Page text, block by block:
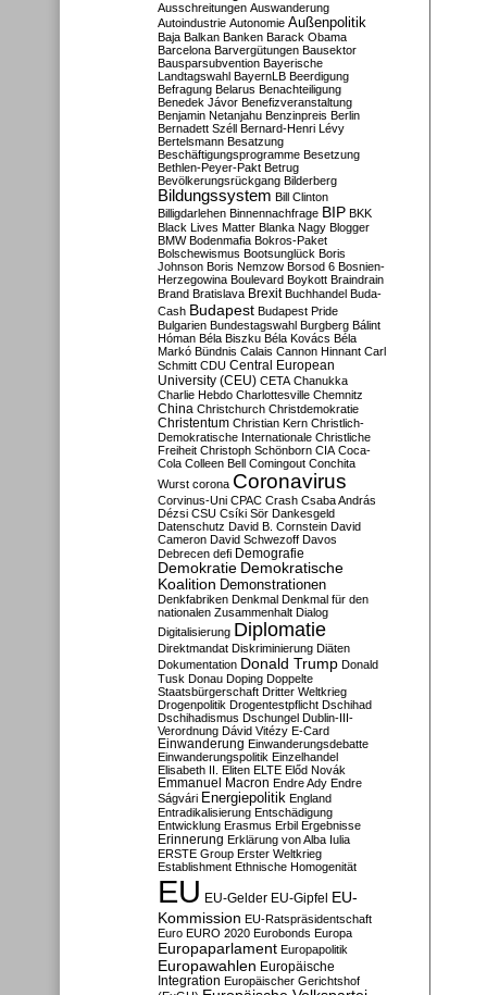
Ausschreitungen Auswanderung
Autoindustrie Autonomie Außenpolitik
Baja Balkan Banken Barack Obama
Barcelona Barvergütungen Bausektor
Bausparsubvention Bayerische
Landtagswahl BayernLB Beerdigung
Befragung Belarus Benachteiligung
Benedek Jávor Benefizveranstaltung
Benjamin Netanjahu Benzinpreis Berlin
Bernadett Széll Bernard-Henri Lévy
Bertelsmann Besatzung
Beschäftigungsprogramme Besetzung
Bethlen-Peyer-Pakt Betrug
Bevölkerungsrückgang Bilderberg
Bildungssystem Bill Clinton
Billigdarlehen Binnennachfrage BIP BKK
Black Lives Matter Blanka Nagy Blogger
BMW Bodenmafia Bokros-Paket
Bolschewismus Bootsunglück Boris
Johnson Boris Nemzow Borsod 6 Bosnien-
Herzegowina Boulevard Boykott Braindrain
Brand Bratislava Brexit Buchhandel Buda-
Cash Budapest Budapest Pride
Bulgarien Bundestagswahl Burgberg Bálint
Hóman Béla Biszku Béla Kovács Béla
Markó Bündnis Calais Cannon Hinnant Carl
Schmitt CDU Central European
University (CEU) CETA Chanukka
Charlie Hebdo Charlottesville Chemnitz
China Christchurch Christdemokratie
Christentum Christian Kern Christlich-
Demokratische Internationale Christliche
Freiheit Christoph Schönborn CIA Coca-
Cola Colleen Bell Comingout Conchita
Wurst corona Coronavirus
Corvinus-Uni CPAC Crash Csaba András
Dézsi CSU Csíki Sör Dankesgeld
Datenschutz David B. Cornstein David
Cameron David Schwezoff Davos
Debrecen defi Demografie
Demokratie Demokratische
Koalition Demonstrationen
Denkfabriken Denkmal Denkmal für den
nationalen Zusammenhalt Dialog
Digitalisierung Diplomatie
Direktmandat Diskriminierung Diäten
Dokumentation Donald Trump Donald
Tusk Donau Doping Doppelte
Staatsbürgerschaft Dritter Weltkrieg
Drogenpolitik Drogentestpflicht Dschihad
Dschihadismus Dschungel Dublin-III-
Verordnung Dávid Vitézy E-Card
Einwanderung Einwanderungsdebatte
Einwanderungspolitik Einzelhandel
Elisabeth II. Eliten ELTE Előd Novák
Emmanuel Macron Endre Ady Endre
Ságvári Energiepolitik England
Entradikalisierung Entschädigung
Entwicklung Erasmus Erbil Ergebnisse
Erinnerung Erklärung von Alba Iulia
ERSTE Group Erster Weltkrieg
Establishment Ethnische Homogenität
EU EU-Gelder EU-Gipfel EU-
Kommission EU-Ratspräsidentschaft
Euro EURO 2020 Eurobonds Europa
Europaparlament Europapolitik
Europawahlen Europäische
Integration Europäischer Gerichtshof